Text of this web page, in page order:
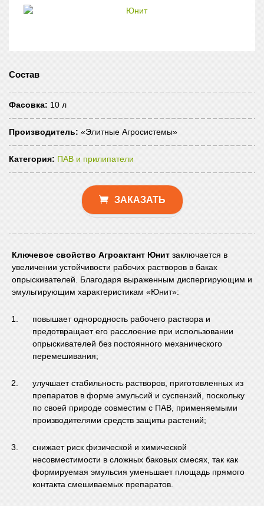
Состав
Фасовка: 10 л
Производитель: «Элитные Агросистемы»
Категория: ПАВ и прилипатели
ЗАКАЗАТЬ
Ключевое свойство Агроактант Юнит заключается в
увеличении устойчивости рабочих растворов в баках
опрыскивателей. Благодаря выраженным диспергирующим и
эмульгирующим характеристикам «Юнит»:
повышает однородность рабочего раствора и
предотвращает его расслоение при использовании
опрыскивателей без постоянного механического
перемешивания;
улучшает стабильность растворов, приготовленных из
препаратов в форме эмульсий и суспензий, поскольку
по своей природе совместим с ПАВ, применяемыми
производителями средств защиты растений;
снижает риск физической и химической
несовместимости в сложных баковых смесях, так как
формируемая эмульсия уменьшает площадь прямого
контакта смешиваемых препаратов.